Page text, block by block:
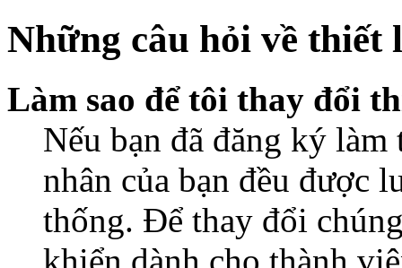
Những câu hỏi về thiết
Làm sao để tôi thay đổi
Nếu bạn đã đăng ký
nhân của bạn đều được
thống. Để thay đổi